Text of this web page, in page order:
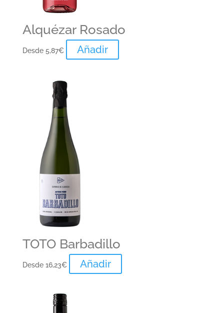
Alquézar Rosado
Desde 5,87€ Añadir
TOTO Barbadillo
Desde 16,23€ Añadir